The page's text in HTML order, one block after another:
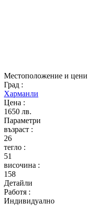
Местоположение и цени
Град :
Харманли
Цена :
1650 лв.
Параметри
възраст :
26
тегло :
51
височина :
158
Детайли
Работя :
Индивидуално